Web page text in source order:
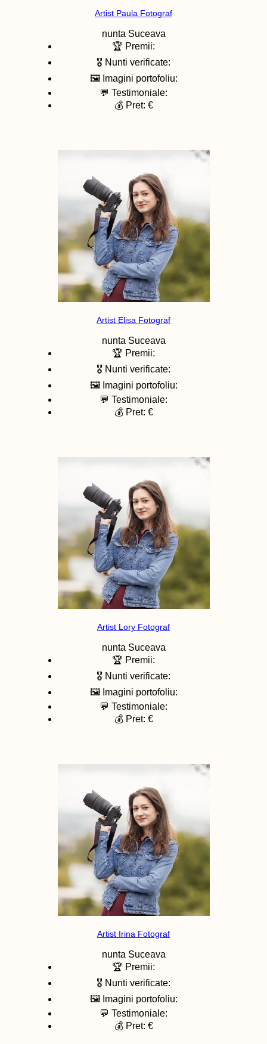
Artist Paula Fotograf
nunta Suceava
🏆 Premii:
🎖️ Nunti verificate:
🖼️ Imagini portofoliu:
💬 Testimoniale:
💰 Pret: €
Artist Elisa Fotograf
nunta Suceava
🏆 Premii:
🎖️ Nunti verificate:
🖼️ Imagini portofoliu:
💬 Testimoniale:
💰 Pret: €
Artist Lory Fotograf
nunta Suceava
🏆 Premii:
🎖️ Nunti verificate:
🖼️ Imagini portofoliu:
💬 Testimoniale:
💰 Pret: €
Artist Irina Fotograf
nunta Suceava
🏆 Premii:
🎖️ Nunti verificate:
🖼️ Imagini portofoliu:
💬 Testimoniale:
💰 Pret: €